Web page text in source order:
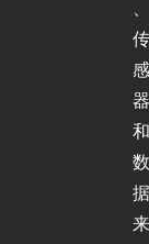
传
感
器
和
数
据
来